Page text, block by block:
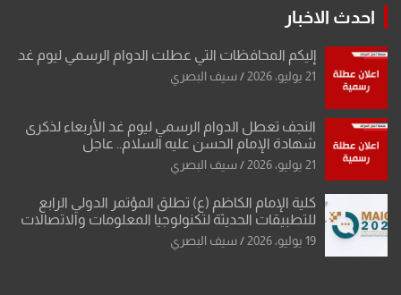
احدث الاخبار
إليكم المحافظات التي عطلت الدوام الرسمي ليوم غد
21 يوليو، 2026 سيف البصري
النجف تعطل الدوام الرسمي ليوم غد الأربعاء لذكرى
شهادة الإمام الحسن عليه السلام.. عاجل
21 يوليو، 2026 سيف البصري
كلية الإمام الكاظم (ع) تطلق المؤتمر الدولي الرابع
للتطبيقات الحديثة لتكنولوجيا المعلومات والاتصالات
19 يوليو، 2026 سيف البصري